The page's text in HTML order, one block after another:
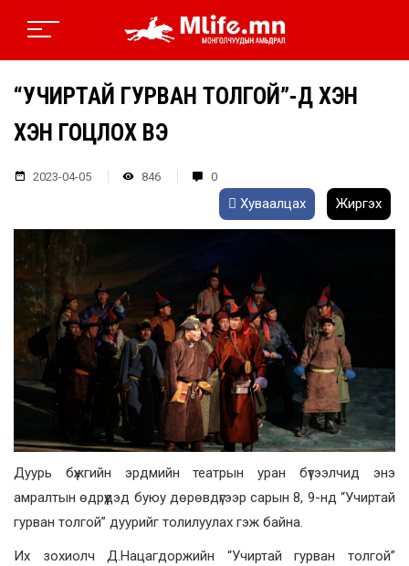
“УЧИРТАЙ ГУРВАН ТОЛГОЙ”-Д ХЭН
ХЭН ГОЦЛОХ ВЭ
2023-04-05 846 0
Хуваалцах Жиргэх
Дуурь бүжгийн эрдмийн театрын уран бүтээлчид энэ
амралтын өдрүүдэд буюу дөрөвдүгээр сарын 8, 9-нд “Учиртай
гурван толгой” дуурийг толилуулах гэж байна.
Их зохиолч Д.Нацагдоржийн “Учиртай гурван толгой”